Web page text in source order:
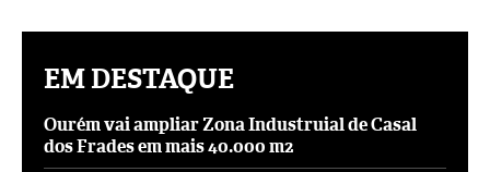
EM DESTAQUE
Ourém vai ampliar Zona Industruial de Casal
dos Frades em mais 40.000 m2